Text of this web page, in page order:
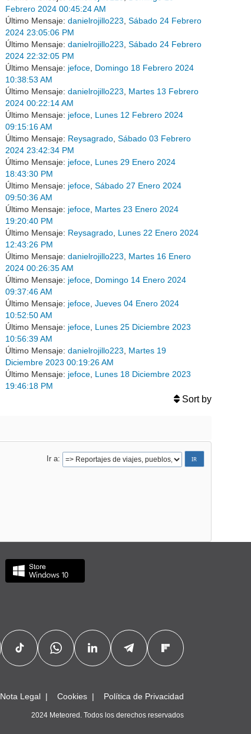
Febrero 2024 00:45:24 AM
Último Mensaje:danielrojillo223 ,Sábado 24 Febrero
2024 23:05:06 PM
Último Mensaje:danielrojillo223 ,Sábado 24 Febrero
2024 22:32:05 PM
Último Mensaje: jefoce Domingo 18 Febrero 2024
10:38:53 AM
Último Mensaje:danielrojillo223
Martes 13 Febrero
2024 00:22:14 AM
Último Mensaje: jefoce Lunes 12 Febrero 2024
09:15:16 AM
Último Mensaje: Reysagrado ,Sábado 03 Febrero
2024 23:42:34 PM
Último Mensaje: jefoce Lunes 29 Enero 2024
18:43:30 PM
Último Mensaje: jefoce ,Sábado 27 Enero 2024
09:50:36 AM
Último Mensaje: jefoce Martes 23 Enero 2024
19:20:40 PM
Último Mensaje: Reysagrado Lunes 22 Enero 2024
12:43:26 PM
Último Mensaje:danielrojillo223
Martes 16 Enero
2024 00:26:35 AM
Último Mensaje: jefoce Domingo 14 Enero 2024
09:37:46 AM
Último Mensaje: jefoce ,Jueves 04 Enero 2024
10:52:50 AM
Último Mensaje: jefoce Lunes 25 Diciembre 2023
10:56:39 AM
Último Mensaje:danielrojillo223
Martes 19
Diciembre 2023 00:19:26 AM
Último Mensaje: jefoce Lunes 18 Diciembre 2023
19:46:18 PM
Sort by
Ir a
Nota Legal Cookies Política de Privacidad
2024 Meteored. Todos los derechos reservados